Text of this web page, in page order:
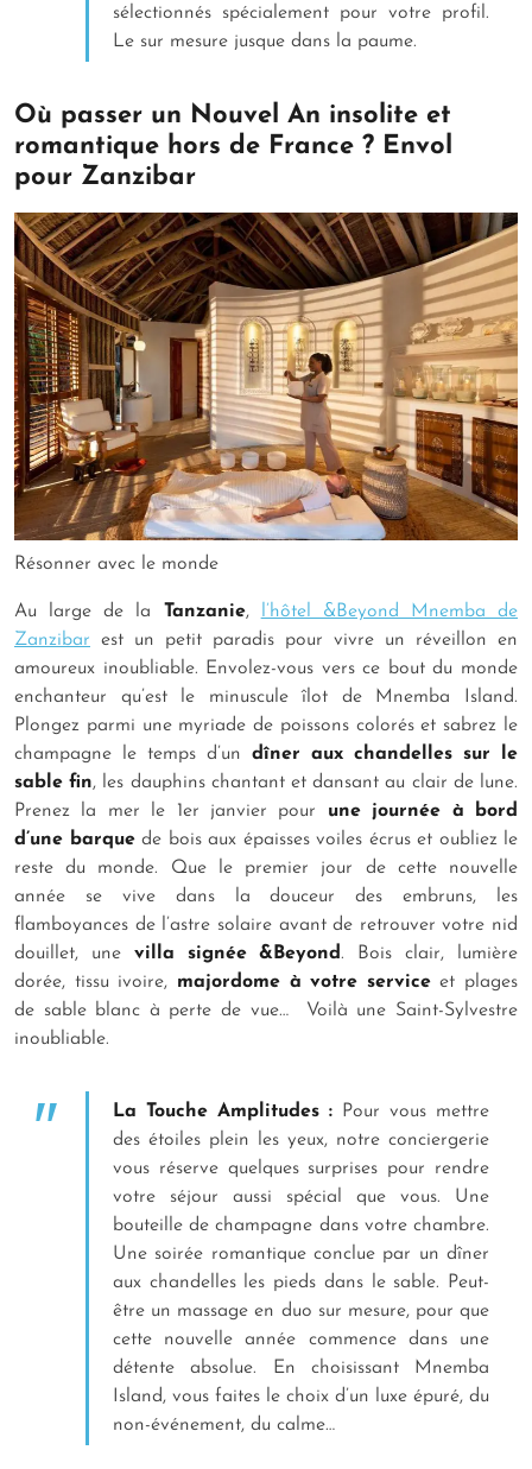
sélectionnés spécialement pour votre profil.
Le sur mesure jusque dans la paume.
Où passer un Nouvel An insolite et
romantique hors de France ? Envol
pour Zanzibar
Résonner avec le monde
Au large de la Tanzanie,
l’hôtel &Beyond Mnemba de
Zanzibar est un petit paradis pour vivre un réveillon en
amoureux inoubliable. Envolez-vous vers ce bout du monde
enchanteur qu’est le minuscule îlot de Mnemba Island.
Plongez parmi une myriade de poissons colorés et sabrez le
champagne le temps d’un dîner aux chandelles sur le
sable fin, les dauphins chantant et dansant au clair de lune.
Prenez la mer le 1er janvier pour une journée à bord
d’une barquede bois aux épaisses voiles écrus et oubliez le
reste du monde. Que le premier jour de cette nouvelle
année se vive dans la douceur des embruns, les
flamboyances de l’astre solaire avant de retrouver votre nid
douillet, une villa signée &Beyond. Bois clair, lumière
dorée, tissu ivoire, majordome à votre serviceet plages
de sable blanc à perte de vue… Voilà une Saint-Sylvestre
inoubliable.
La Touche Amplitudes :
Pour vous mettre
des étoiles plein les yeux, notre conciergerie
vous réserve quelques surprises pour rendre
votre séjour aussi spécial que vous. Une
bouteille de champagne dans votre chambre.
Une soirée romantique conclue par un dîner
aux chandelles les pieds dans le sable. Peut-
être un massage en duo sur mesure, pour que
cette nouvelle année commence dans une
détente absolue. En choisissant Mnemba
Island, vous faites le choix d’un luxe épuré, du
non-événement, du calme…